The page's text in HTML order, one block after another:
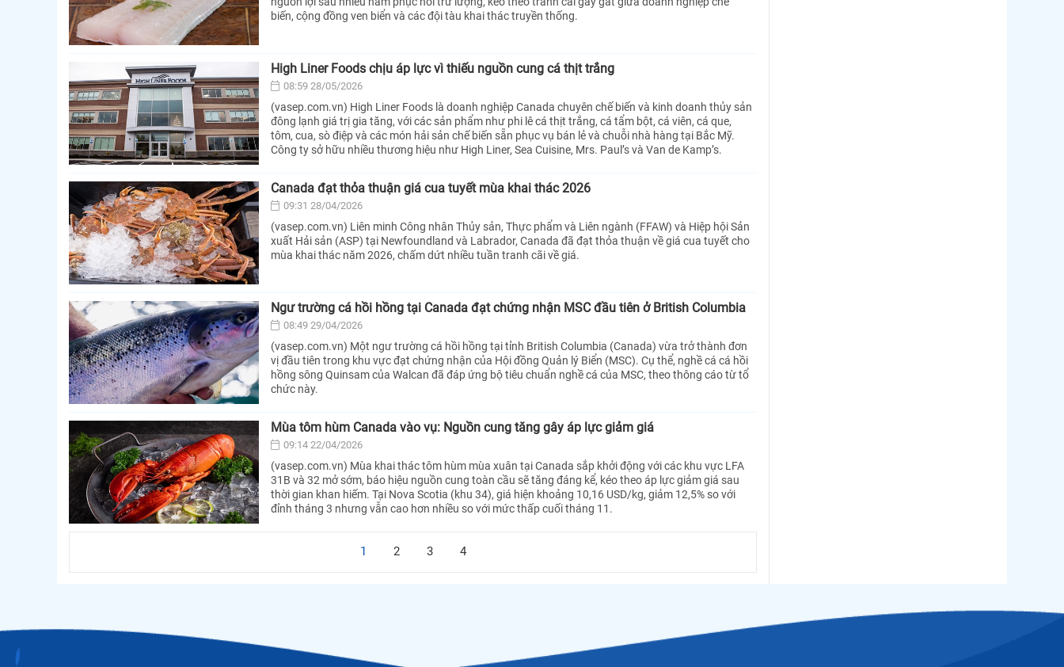
biến, cộng đồng ven biển và các đội tàu khai thác truyền thống.
High Liner Foods chịu áp lực vì thiếu nguồn cung cá thịt trắng
08:59 28/05/2026
(vasep.com.vn) High Liner Foods là doanh nghiệp Canada chuyên chế biến và kinh doanh thủy sản
đông lạnh giá trị gia tăng, với các sản phẩm như phi lê cá thịt trắng, cá tẩm bột, cá viên, cá que,
tôm, cua, sò điệp và các món hải sản chế biến sẵn phục vụ bán lẻ và chuỗi nhà hàng tại Bắc Mỹ.
Công ty sở hữu nhiều thương hiệu như High Liner, Sea Cuisine, Mrs. Paul’s và Van de Kamp’s.
Canada đạt thỏa thuận giá cua tuyết mùa khai thác 2026
09:31 28/04/2026
(vasep.com.vn) Liên minh Công nhân Thủy sản, Thực phẩm và Liên ngành (FFAW) và Hiệp hội Sản
xuất Hải sản (ASP) tại Newfoundland và Labrador, Canada đã đạt thỏa thuận về giá cua tuyết cho
mùa khai thác năm 2026, chấm dứt nhiều tuần tranh cãi về giá.
Ngư trường cá hồi hồng tại Canada đạt chứng nhận MSC đầu tiên ở British Columbia
08:49 29/04/2026
(vasep.com.vn) Một ngư trường cá hồi hồng tại tỉnh British Columbia (Canada) vừa trở thành đơn
vị đầu tiên trong khu vực đạt chứng nhận của Hội đồng Quản lý Biển (MSC). Cụ thể, nghề cá cá hồi
hồng sông Quinsam của Walcan đã đáp ứng bộ tiêu chuẩn nghề cá của MSC, theo thông cáo từ tổ
chức này.
Mùa tôm hùm Canada vào vụ: Nguồn cung tăng gây áp lực giảm giá
09:14 22/04/2026
(vasep.com.vn) Mùa khai thác tôm hùm mùa xuân tại Canada sắp khởi động với các khu vực LFA
31B và 32 mở sớm, báo hiệu nguồn cung toàn cầu sẽ tăng đáng kể, kéo theo áp lực giảm giá sau
thời gian khan hiếm. Tại Nova Scotia (khu 34), giá hiện khoảng 10,16 USD/kg, giảm 12,5% so với
đỉnh tháng 3 nhưng vẫn cao hơn nhiều so với mức thấp cuối tháng 11.
1 2 3 4